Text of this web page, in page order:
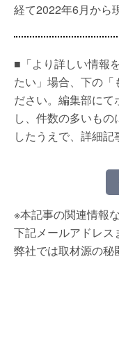
経て2022年6月から
■「より詳しい情報
たい」場合、下の「
ださい。編集部にて
し、件数の多いも
したうえで、詳細記
※本記事の関連情報
下記メールアドレス
弊社では取材源の秘